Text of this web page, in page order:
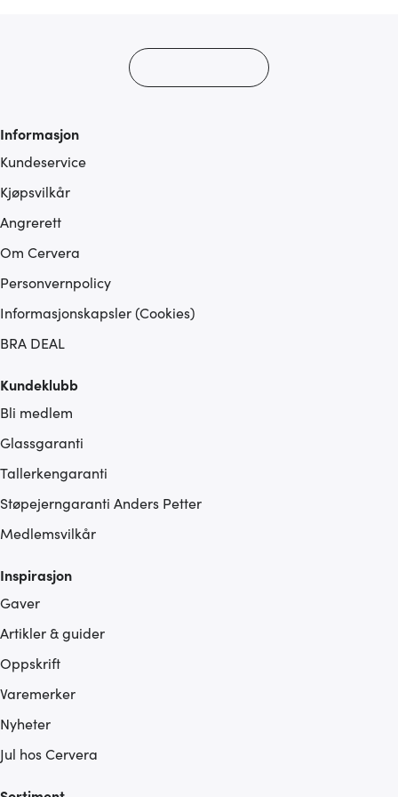
Informasjon
Kundeservice
Kjøpsvilkår
Angrerett
Om Cervera
Personvernpolicy
Informasjonskapsler (Cookies)
BRA DEAL
Kundeklubb
Bli medlem
Glassgaranti
Tallerkengaranti
Støpejerngaranti Anders Petter
Medlemsvilkår
Inspirasjon
Gaver
Artikler & guider
Oppskrift
Varemerker
Nyheter
Jul hos Cervera